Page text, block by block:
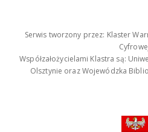
Serwis tworzony przez: Klaster
Współzałożycielami Klastra są:
Olsztynie oraz Wojewódzka